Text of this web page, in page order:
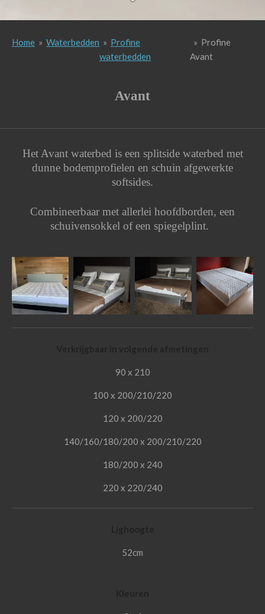
Home » Waterbedden » Profine
waterbedden
» Profine
Avant
Avant
Het Avant waterbed is een splitside waterbed met
dunne bodemprofielen en schuin afgewerkte
softsides.
Combineerbaar met allerlei hoofdborden, een
schuivensokkel of een spiegelplint.
90 x 210
100 x 200/210/220
120 x 200/220
140/160/180/200 x 200/210/220
180/200 x 240
220 x 220/240
52cm